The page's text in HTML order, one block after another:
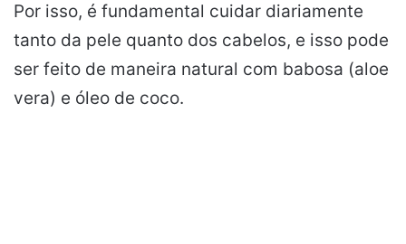
Por isso, é fundamental cuidar diariamente
tanto da pele quanto dos cabelos, e isso pode
ser feito de maneira natural com babosa (aloe
vera) e óleo de coco.